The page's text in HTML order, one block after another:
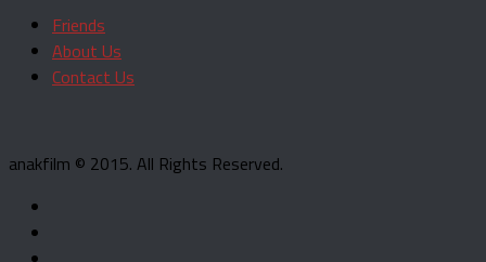
Friends
About Us
Contact Us
anakfilm © 2015. All Rights Reserved.